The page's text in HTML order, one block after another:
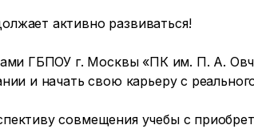
активно развиваться!
ГБПОУ г. Москвы «ПК им. П. А.
и начать свою карьеру с
совмещения учебы с